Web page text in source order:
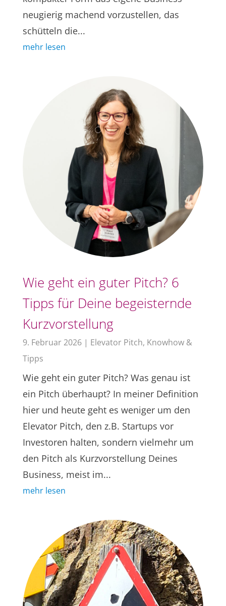
neugierig machend vorzustellen, das
schütteln die...
mehr lesen
Wie geht ein guter Pitch? 6
Tipps für Deine begeisternde
Kurzvorstellung
9. Februar 2026| Elevator Pitch, Knowhow &
Tipps
Wie geht ein guter Pitch? Was genau ist
ein Pitch überhaupt? In meiner Definition
hier und heute geht es weniger um den
Elevator Pitch, den z.B. Startups vor
Investoren halten, sondern vielmehr um
den Pitch als Kurzvorstellung Deines
Business, meist im...
mehr lesen